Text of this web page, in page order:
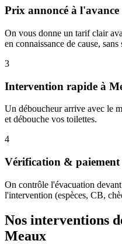
Prix annoncé à l'avance
On vous donne un tarif clair
en connaissance de cause,
3
Intervention rapide à
Un déboucheur arrive avec le
et débouche vos toilettes.
4
Vérification & paiement
On contrôle l'évacuation
l'intervention (espèces, CB,
Nos interventions
Meaux